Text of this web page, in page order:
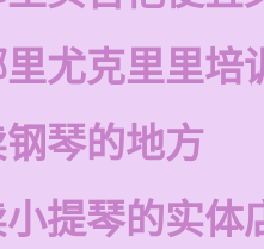
尤克里里培
琴的地方
提琴的实体